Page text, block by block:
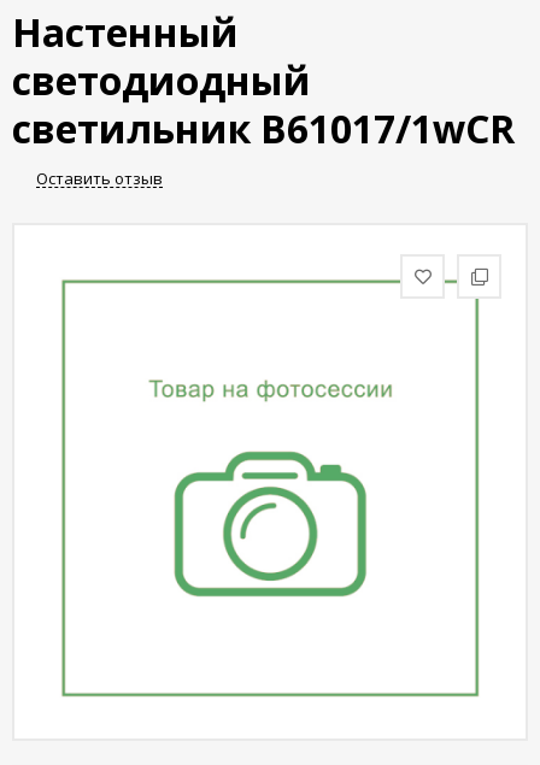
возврат
Новости
статьи
Настенный
светодиодный
светильник B61017/1wCR
Оставить отзыв